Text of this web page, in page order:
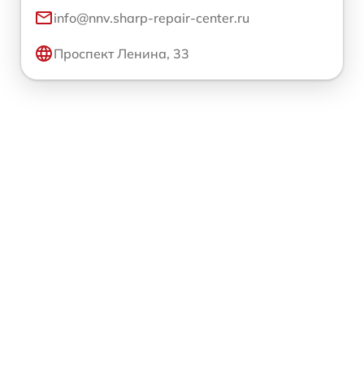
info@nnv.sharp-repair-center.ru
Проспект Ленина, 33